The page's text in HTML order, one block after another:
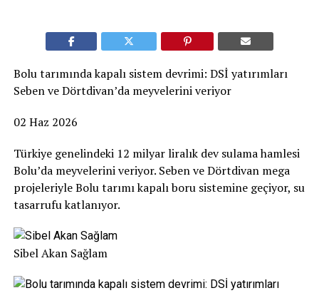
Bolu tarımında kapalı sistem devrimi: DSİ yatırımları
Seben ve Dörtdivan’da meyvelerini veriyor
02 Haz 2026
Türkiye genelindeki 12 milyar liralık dev sulama hamlesi
Bolu’da meyvelerini veriyor. Seben ve Dörtdivan mega
projeleriyle Bolu tarımı kapalı boru sistemine geçiyor, su
tasarrufu katlanıyor.
Sibel Akan Sağlam